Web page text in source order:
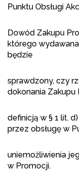
Punktu Obsługi
Dowód Zakupu
którego
będzie
sprawdzony, czy
dokonania
definicją w § 1 lit.
przez obsługę w
uniemożliwienia
w Promocji.